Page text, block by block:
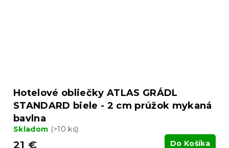
Hotelové obliečky ATLAS GRÁDL
STANDARD biele - 2 cm prúžok mykaná
bavlna
Skladom (>10 ks)
21 € Do Košíka